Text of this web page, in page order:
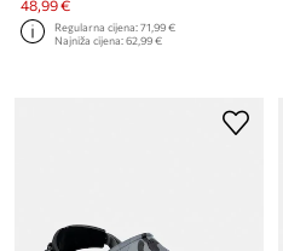
48,99 €
Regularna cijena:71,99 €
Najniža cijena:62,99 €